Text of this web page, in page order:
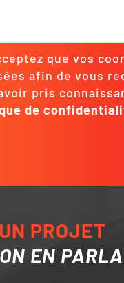
que vos
afin de vous
pris
de
UN PROJET
EN